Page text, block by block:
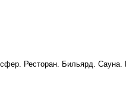
Ресторан. Бильярд. Сауна.